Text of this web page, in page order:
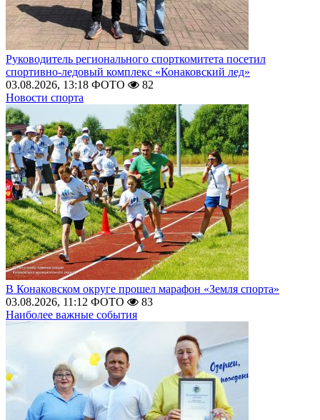
Руководитель регионального спорткомитета посетил
спортивно-ледовый комплекс «Конаковский лед»
03.08.2026, 13:18 ФОТО
82
Новости спорта
В Конаковском округе прошел марафон «Земля спорта»
03.08.2026, 11:12 ФОТО
83
Наиболее важные события